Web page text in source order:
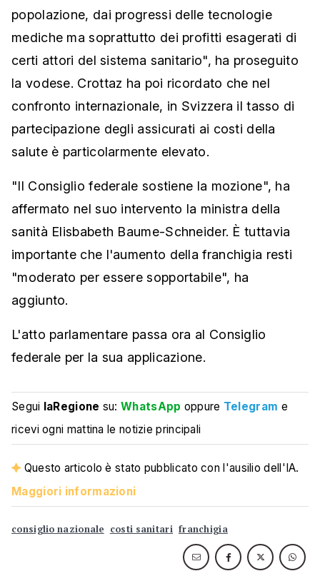
popolazione, dai progressi delle tecnologie
mediche ma soprattutto dei profitti esagerati di
certi attori del sistema sanitario", ha proseguito
la vodese. Crottaz ha poi ricordato che nel
confronto internazionale, in Svizzera il tasso di
partecipazione degli assicurati ai costi della
salute è particolarmente elevato.
"Il Consiglio federale sostiene la mozione", ha
affermato nel suo intervento la ministra della
sanità Elisbabeth Baume-Schneider. È tuttavia
importante che l'aumento della franchigia resti
"moderato per essere sopportabile", ha
aggiunto.
L'atto parlamentare passa ora al Consiglio
federale per la sua applicazione.
Segui laRegione su:WhatsApp oppure Telegram e
ricevi ogni mattina le notizie principali
Questo articolo è stato pubblicato con l'ausilio dell'IA.
Maggiori informazioni
consiglio nazionale costi sanitari franchigia